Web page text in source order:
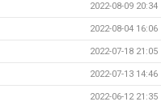
2022-08-09 20:34
2022-08-04 16:06
2022-07-18 21:05
2022-07-13 14:46
2022-06-12 21:35